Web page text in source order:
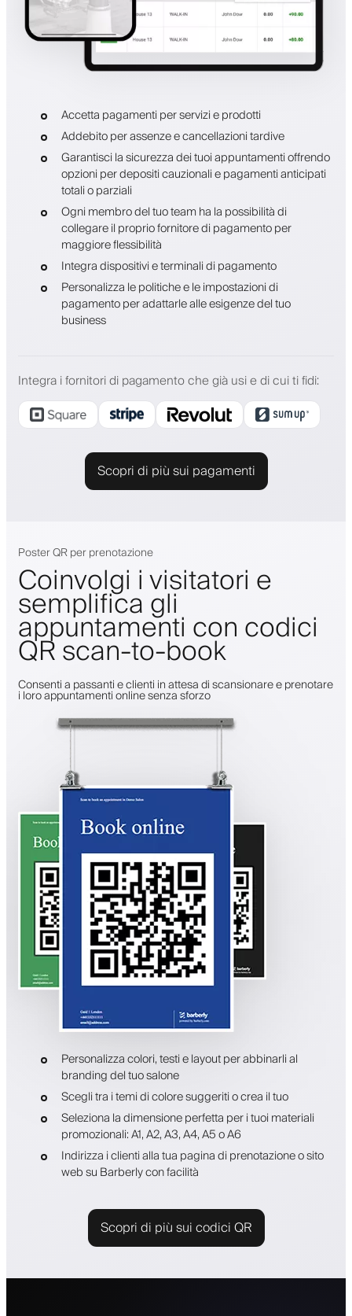
Accetta pagamenti per servizi e prodotti
Addebito per assenze e cancellazioni tardive
Garantisci la sicurezza dei tuoi appuntamenti offrendo
opzioni per depositi cauzionali e pagamenti anticipati
totali o parziali
Ogni membro del tuo team ha la possibilità di
collegare il proprio fornitore di pagamento per
maggiore flessibilità
Integra dispositivi e terminali di pagamento
Personalizza le politiche e le impostazioni di
pagamento per adattarle alle esigenze del tuo
business
Integra i fornitori di pagamento che già usi e di cui ti fidi:
Scopri di più sui pagamenti
Poster QR per prenotazione
Coinvolgi i visitatori e
semplifica gli
appuntamenti con codici
QR scan-to-book
Consenti a passanti e clienti in attesa di scansionare e prenotare
i loro appuntamenti online senza sforzo
Personalizza colori, testi e layout per abbinarli al
branding del tuo salone
Scegli tra i temi di colore suggeriti o crea il tuo
Seleziona la dimensione perfetta per i tuoi materiali
promozionali: A1, A2, A3, A4, A5 o A6
Indirizza i clienti alla tua pagina di prenotazione o sito
web su Barberly con facilità
Scopri di più sui codici QR